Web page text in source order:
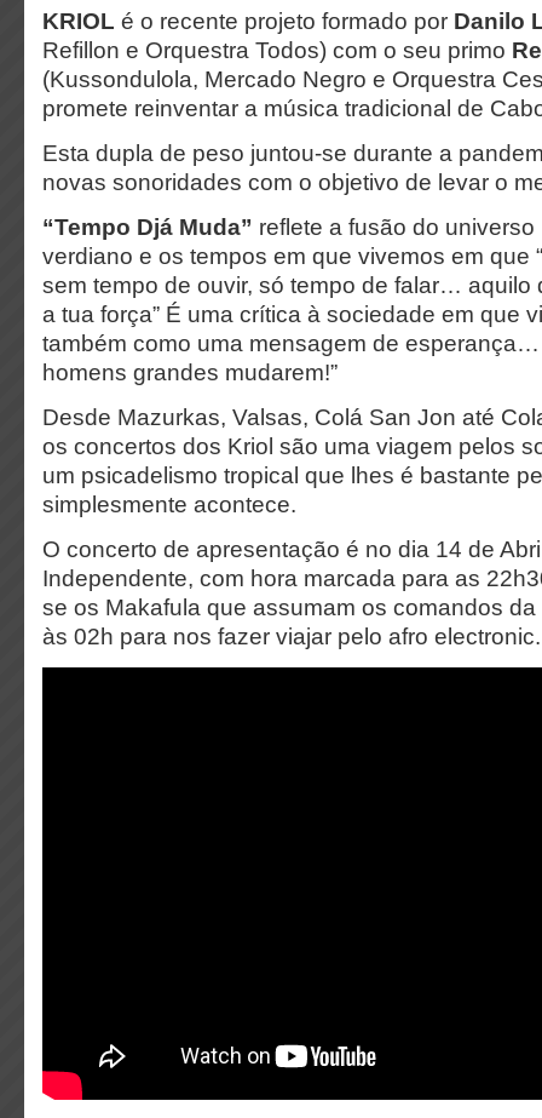
KRIOL é o recente projeto formado por Danilo
Refillon e Orquestra Todos) com o seu primo
(Kussondulola, Mercado Negro e Orquestra
promete reinventar a música tradicional de
Esta dupla de peso juntou-se durante a
novas sonoridades com o objetivo de levar o
“Tempo Djá Muda” reflete a fusão do
verdiano e os tempos em que vivemos em que
sem tempo de ouvir, só tempo de falar… aquilo
a tua força” É uma crítica à sociedade em que
também como uma mensagem de esperança…
homens grandes mudarem!”
Desde Mazurkas, Valsas, Colá San Jon até
os concertos dos Kriol são uma viagem pelos
um psicadelismo tropical que lhes é bastante
simplesmente acontece.
O concerto de apresentação é no dia 14 de
Independente, com hora marcada para as
se os Makafula que assumam os comandos
às 02h para nos fazer viajar pelo afro